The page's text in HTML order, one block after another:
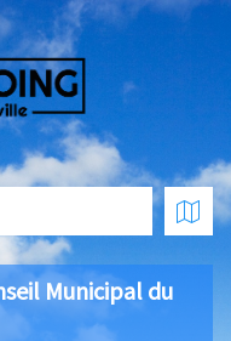
Municipal du